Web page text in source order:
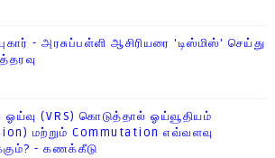
- அரசுப்பள்ளி ஆசிரியரை 'டிஸ்மிஸ்' செய்து
ஓய்வு (VRS) கொடுத்தால் ஓய்வூதியம்
மற்றும் Commutation எவ்வளவு
- கணக்கீடு